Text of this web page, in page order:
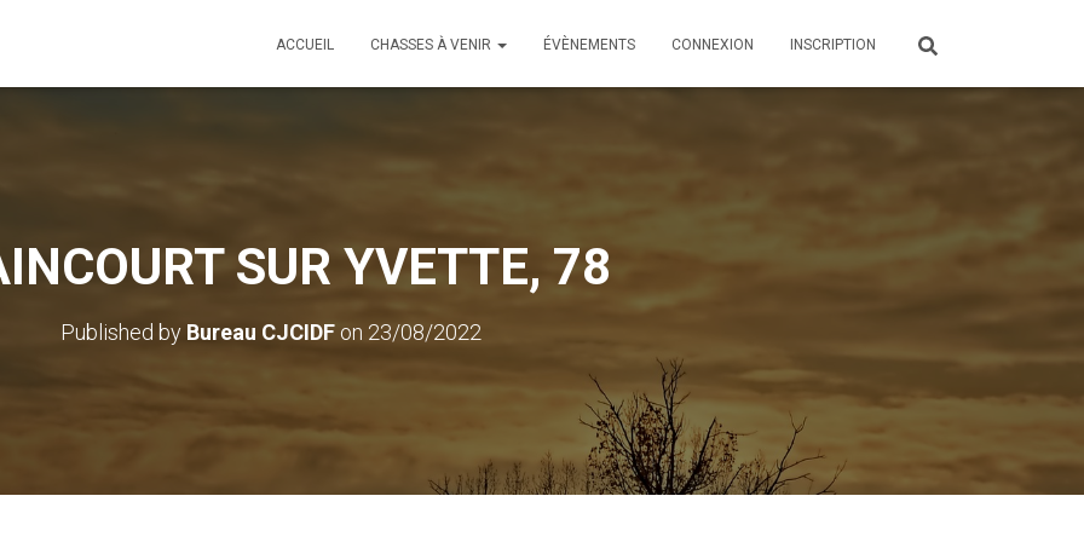
ACCUEIL CHASSES À VENIR ÉVÈNEMENTS CONNEXION INSCRIPTION
SUR YVETTE, 78
Published by Bureau CJCIDF on 23/08/2022